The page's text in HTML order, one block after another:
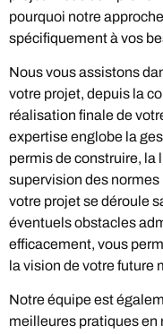
pourquoi notre
spécifiquement à vos
Nous vous assistons
votre projet, depuis la
réalisation finale de
expertise englobe la
permis de construire, la
supervision des
votre projet se déroule
éventuels obstacles
efficacement, vous
la vision de votre future
Notre équipe est
meilleures pratiques